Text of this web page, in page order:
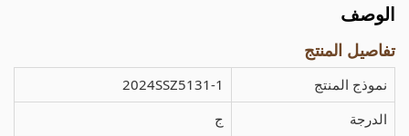
الوصف
تفاصيل المنتج
نموذج المنتج
2024SSZ5131-1
الدرجة
ج